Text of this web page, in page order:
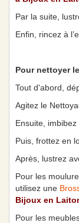
Par la suite,
Enfin, rincez à
Pour nettoyer
Tout d'abord,
Agitez le
Ensuite,
Puis, frottez en
Après, lustrez
Pour les
utilisez une
Bijoux en
Pour les